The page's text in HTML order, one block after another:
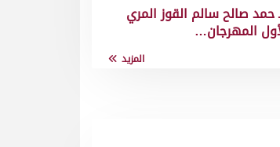
لـ حمد صالح سالم القوز المري
المهرجان…
المزيد